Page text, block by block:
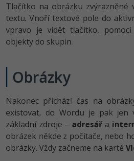
Tlačítko na obrázku zvýrazněné
textu. Vnoří textové pole do
vpravo je vidět tlačítko, pomocí
objekty do skupin.
Obrázky
Nakonec přichází čas na
existovat, do Wordu je pak jen
základní zdroje – adresářa
obrázek někde z počítače, nebo
obrázky. Vždy začneme na kartě